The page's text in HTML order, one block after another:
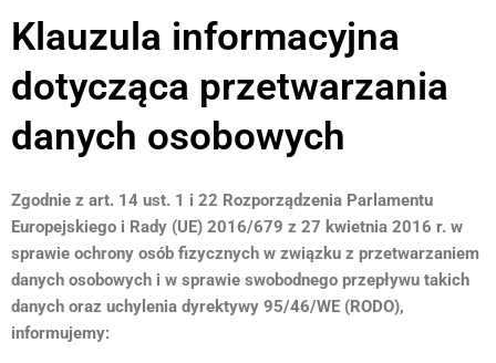
Klauzula informacyjna
dotycząca przetwarzania
danych osobowych
Zgodnie z art. 14 ust. 1 i 22 Rozporządzenia Parlamentu
Europejskiego i Rady (UE) 2016/679 z 27 kwietnia 2016 r. w
sprawie ochrony osób fizycznych w związku z przetwarzaniem
danych osobowych i w sprawie swobodnego przepływu takich
danych oraz uchylenia dyrektywy 95/46/WE (RODO),
informujemy: